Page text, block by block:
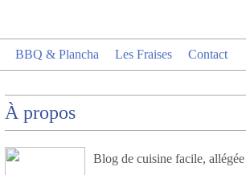
BBQ & Plancha Les Fraises Contact
À propos
Blog de cuisine facile, allégée